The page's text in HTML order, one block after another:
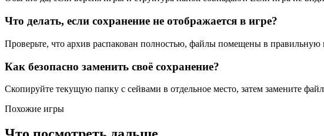
Что делать, если сохранение не отображается в игре?
Проверьте, что архив распакован полностью, файлы помещены в правильную
Как безопасно заменить своё сохранение?
Скопируйте текущую папку с сейвами в отдельное место, затем замените
Похожие игры